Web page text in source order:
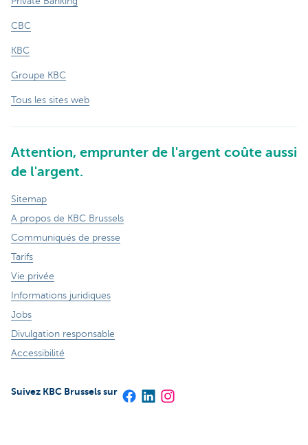
CBC
KBC
Groupe KBC
Tous les sites web
Attention, emprunter de l'argent coûte aussi
de l'argent.
Sitemap
A propos de KBC Brussels
Communiqués de presse
Tarifs
Vie privée
Informations juridiques
Jobs
Divulgation responsable
Accessibilité
Suivez KBC Brussels sur